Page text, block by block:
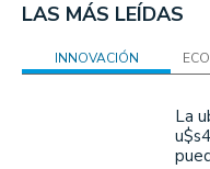
LAS MÁS LEÍDAS
INNOVACIÓN
La